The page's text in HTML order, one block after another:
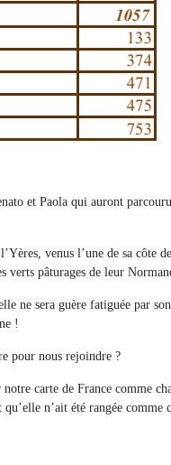
et Paola qui auront
venus l’une de sa côte de
verts pâturages de leur
ne sera guère fatiguée par
!
pour nous rejoindre ?
carte de France comme
n’ait été rangée comme